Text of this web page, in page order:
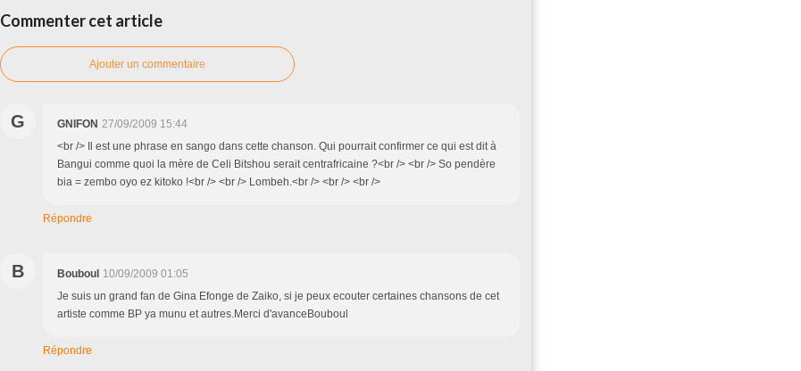
Commenter cet article
Ajouter un commentaire
G GNIFON 27/09/2009 15:44
<br /> Il est une phrase en sango dans cette chanson. Qui pourrait confirmer ce qui est dit à
Bangui comme quoi la mère de Celi Bitshou serait centrafricaine ?<br /> <br /> So pendère
bia = zembo oyo ez kitoko !<br /> <br /> Lombeh.<br /> <br /> <br />
Répondre
B Bouboul 10/09/2009 01:05
Je suis un grand fan de Gina Efonge de Zaiko, si je peux ecouter certaines chansons de cet
artiste comme BP ya munu et autres.Merci d'avanceBouboul
Répondre